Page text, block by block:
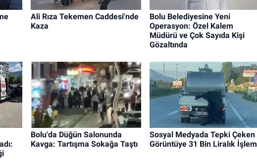
Ali Rıza Tekemen Caddesi'nde
Kaza
Bolu Belediyesine Yeni
Operasyon: Özel Kalem
Müdürü ve Çok Sayıda Kişi
Gözaltında
Bolu'da Düğün Salonunda
Kavga: Tartışma Sokağa Taştı
Sosyal Medyada Tepki Çeken
Görüntüye 31 Bin Liralık İşlem